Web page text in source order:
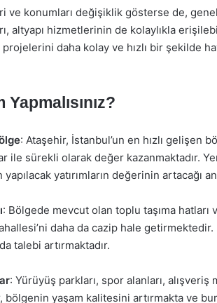
ve konumları değişiklik gösterse de,
altyapı hizmetlerinin de kolaylıkla
projelerini daha kolay ve hızlı bir şekilde
Yapmalısınız?
: Ataşehir, İstanbul’un en hızlı
ile sürekli olarak değer kazanmaktadır.
yatırımların değerinin artacağı
: Bölgede mevcut olan toplu taşıma hatları
daha da cazip hale getirmektedir.
talebi artırmaktadır.
: Yürüyüş parkları, spor alanları,
bölgenin yaşam kalitesini artırmakta ve